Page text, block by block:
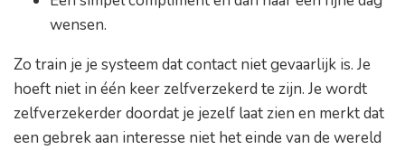
wensen.
Zo train je je systeem dat contact niet gevaarlijk is. Je
hoeft niet in één keer zelfverzekerd te zijn. Je wordt
zelfverzekerder doordat je jezelf laat zien en merkt dat
een gebrek aan interesse niet het einde van de wereld